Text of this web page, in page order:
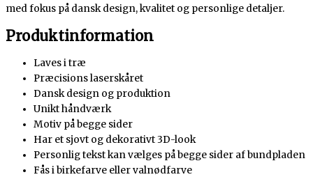
med fokus på dansk design, kvalitet og personlige detaljer.
Produktinformation
Laves i træ
Præcisions laserskåret
Dansk design og produktion
Unikt håndværk
Motiv på begge sider
Har et sjovt og dekorativt 3D-look
Personlig tekst kan vælges på begge sider af bundpladen
Fås i birkefarve eller valnødfarve